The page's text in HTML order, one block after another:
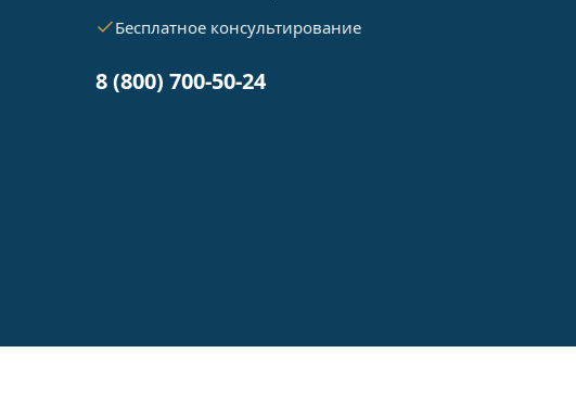
Бесплатное консультирование
8 (800) 700-50-24